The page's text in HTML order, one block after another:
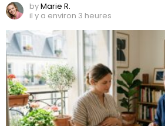
byMarie R.
il y a environ 3 heures